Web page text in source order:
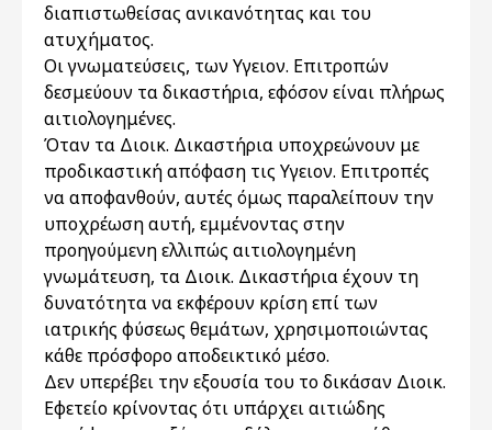
διαπιστωθείσας ανικανότητας και του
ατυχήματος.
Οι γνωματεύσεις, των Υγειον. Επιτροπών
δεσμεύουν τα δικαστήρια, εφόσον είναι πλήρως
αιτιολογημένες.
Όταν τα Διοικ. Δικαστήρια υποχρεώνουν με
προδικαστική απόφαση τις Υγειον. Επιτροπές
να αποφανθούν, αυτές όμως παραλείπουν την
υποχρέωση αυτή, εμμένοντας στην
προηγούμενη ελλιπώς αιτιολογημένη
γνωμάτευση, τα Διοικ. Δικαστήρια έχουν τη
δυνατότητα να εκφέρουν κρίση επί των
ιατρικής φύσεως θεμάτων, χρησιμοποιώντας
κάθε πρόσφορο αποδεικτικό μέσο.
Δεν υπερέβει την εξουσία του το δικάσαν Διοικ.
Εφετείο κρίνοντας ότι υπάρχει αιτιώδης